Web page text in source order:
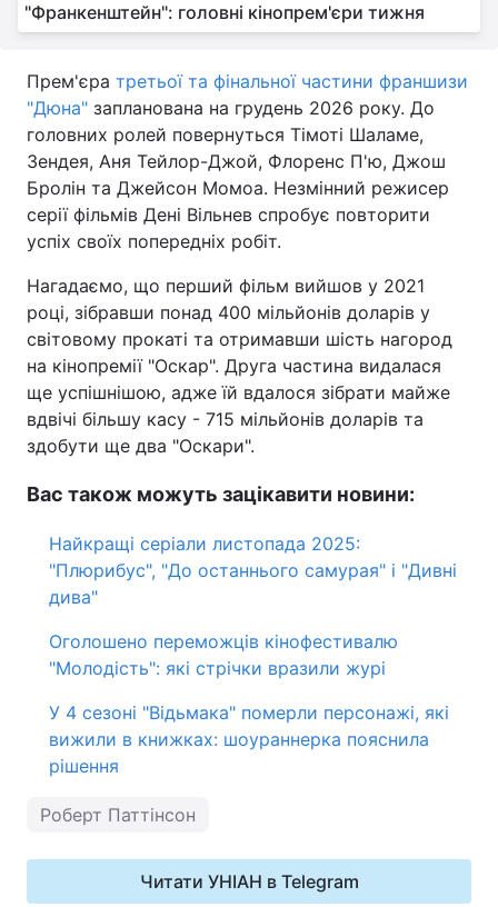
"Франкенштейн": головні кінопрем'єри тижня
Прем'єра третьої та фінальної частини франшизи
"Дюна" запланована на грудень 2026 року. До
головних ролей повернуться Тімоті Шаламе,
Зендея, Аня Тейлор-Джой, Флоренс П'ю, Джош
Бролін та Джейсон Момоа. Незмінний режисер
серії фільмів Дені Вільнев спробує повторити
успіх своїх попередніх робіт.
Нагадаємо, що перший фільм вийшов у 2021
році, зібравши понад 400 мільйонів доларів у
світовому прокаті та отримавши шість нагород
на кінопремії "Оскар". Друга частина видалася
ще успішнішою, адже їй вдалося зібрати майже
вдвічі більшу касу - 715 мільйонів доларів та
здобути ще два "Оскари".
Вас також можуть зацікавити новини:
Найкращі серіали листопада 2025:
"Плюрибус", "До останнього самурая" і "Дивні
дива"
Оголошено переможців кінофестивалю
"Молодість": які стрічки вразили журі
У 4 сезоні "Відьмака" померли персонажі, які
вижили в книжках: шоураннерка пояснила
рішення
Роберт Паттінсон
Читати УНІАН в Telegram